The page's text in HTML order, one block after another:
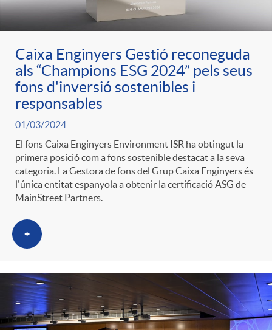
Caixa Enginyers Gestió reconeguda
als “Champions ESG 2024” pels seus
fons d'inversió sostenibles i
responsables
01/03/2024
El fons Caixa Enginyers Environment ISR ha obtingut la
primera posició com a fons sostenible destacat a la seva
categoria. La Gestora de fons del Grup Caixa Enginyers és
l'única entitat espanyola a obtenir la certificació ASG de
MainStreet Partners.
+